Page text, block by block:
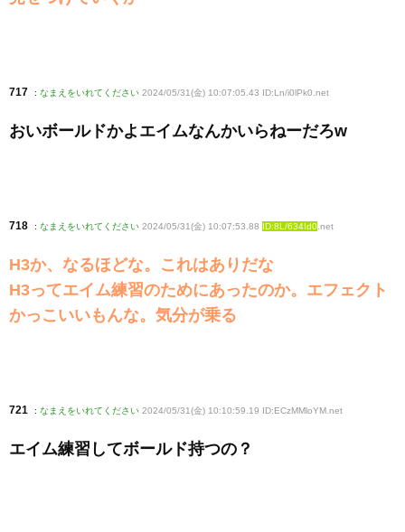
717 : なまえをいれてください 2024/05/31(金) 10:07:05.43 ID:Ln/i0lPk0 .net
おいボールドかよエイムなんかいらねーだろw
718 : なまえをいれてください 2024/05/31(金) 10:07:53.88 ID:8L/634Id0 .net
H3か、なるほどな。これはありだな
H3ってエイム練習のためにあったのか。エフェクト
かっこいいもんな。気分が乗る
721 : なまえをいれてください 2024/05/31(金) 10:10:59.19 ID:ECzMMloYM.net
エイム練習してボールド持つの？